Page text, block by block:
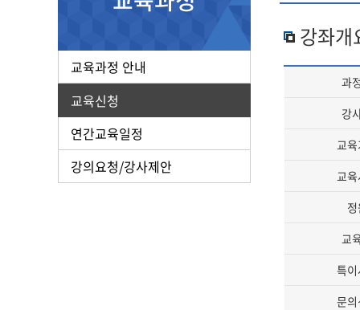
교육과정 안내
교육신청
연간교육일정
강의요청/강사제안
강좌개
과
강
교
교
교
특
문